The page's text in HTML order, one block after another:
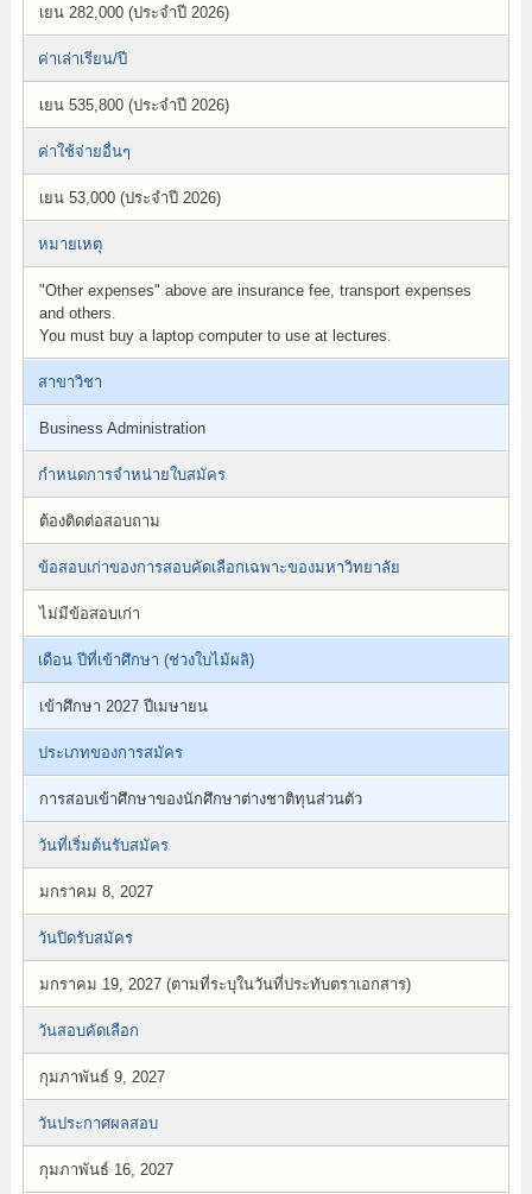
เยน 282,000 (ประจำปี 2026)
ค่าเล่าเรียน/ปี
เยน 535,800 (ประจำปี 2026)
ค่าใช้จ่ายอื่นๆ
เยน 53,000 (ประจำปี 2026)
หมายเหตุ
"Other expenses" above are insurance fee, transport expenses
and others.
You must buy a laptop computer to use at lectures.
สาขาวิชา
Business Administration
กำหนดการจำหน่ายใบสมัคร
ต้องติดต่อสอบถาม
ข้อสอบเก่าของการสอบคัดเลือกเฉพาะของมหาวิทยาลัย
ไม่มีข้อสอบเก่า
เดือน ปีที่เข้าศึกษา (ช่วงใบไม้ผลิ)
เข้าศึกษา 2027 ปีเมษายน
ประเภทของการสมัคร
การสอบเข้าศึกษาของนักศึกษาต่างชาติทุนส่วนตัว
วันที่เริ่มต้นรับสมัคร
มกราคม 8, 2027
วันปิดรับสมัคร
มกราคม 19, 2027 (ตามที่ระบุในวันที่ประทับตราเอกสาร)
วันสอบคัดเลือก
กุมภาพันธ์ 9, 2027
วันประกาศผลสอบ
กุมภาพันธ์ 16, 2027